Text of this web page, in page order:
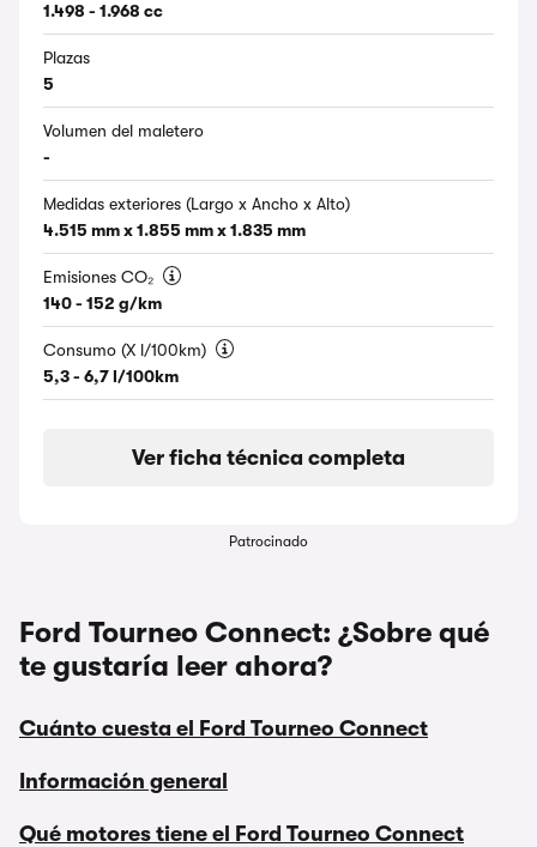
1.498 - 1.968 cc
Plazas
5
Volumen del maletero
-
Medidas exteriores (Largo x Ancho x Alto)
4.515 mm x 1.855 mm x 1.835 mm
Emisiones CO₂
140 - 152 g/km
Consumo (X l/100km)
5,3 - 6,7 l/100km
Ver ficha técnica completa
Patrocinado
Ford Tourneo Connect: ¿Sobre qué
te gustaría leer ahora?
Cuánto cuesta el Ford Tourneo Connect
Información general
Qué motores tiene el Ford Tourneo Connect